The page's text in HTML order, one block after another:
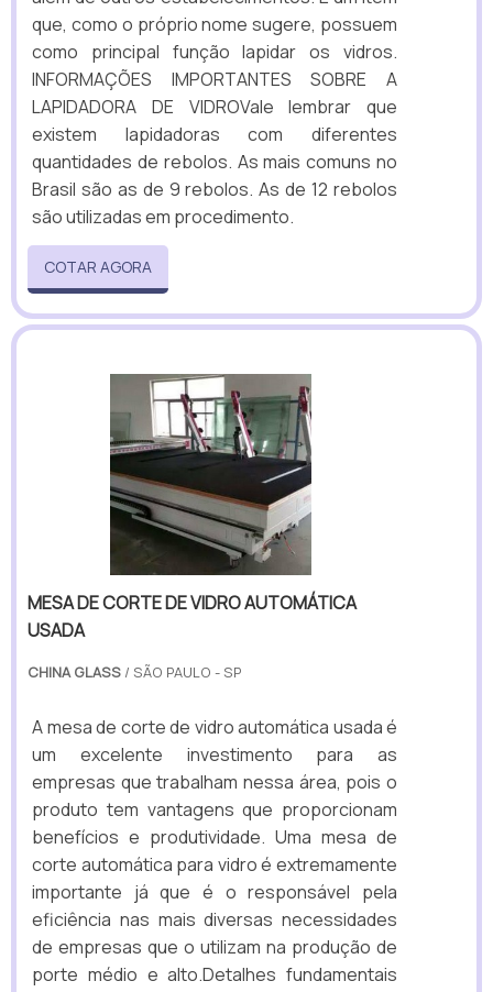
que, como o próprio nome sugere, possuem
como principal função lapidar os vidros.
INFORMAÇÕES IMPORTANTES SOBRE A
LAPIDADORA DE VIDROVale lembrar que
existem lapidadoras com diferentes
quantidades de rebolos. As mais comuns no
Brasil são as de 9 rebolos. As de 12 rebolos
são utilizadas em procedimento.
COTAR AGORA
MESA DE CORTE DE VIDRO AUTOMÁTICA
USADA
CHINA GLASS / SÃO PAULO - SP
A mesa de corte de vidro automática usada é
um excelente investimento para as
empresas que trabalham nessa área, pois o
produto tem vantagens que proporcionam
benefícios e produtividade. Uma mesa de
corte automática para vidro é extremamente
importante já que é o responsável pela
eficiência nas mais diversas necessidades
de empresas que o utilizam na produção de
porte médio e alto.Detalhes fundamentais